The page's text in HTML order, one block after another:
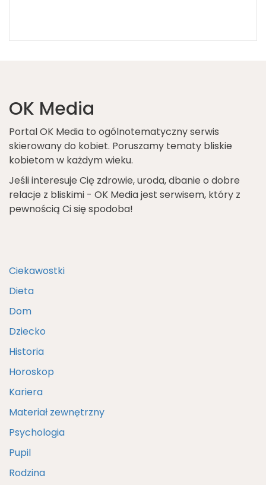
OK Media
Portal OK Media to ogólnotematyczny serwis
skierowany do kobiet. Poruszamy tematy bliskie
kobietom w każdym wieku.
Jeśli interesuje Cię zdrowie, uroda, dbanie o dobre
relacje z bliskimi - OK Media jest serwisem, który z
pewnością Ci się spodoba!
Ciekawostki
Dieta
Dom
Dziecko
Historia
Horoskop
Kariera
Materiał zewnętrzny
Psychologia
Pupil
Rodzina